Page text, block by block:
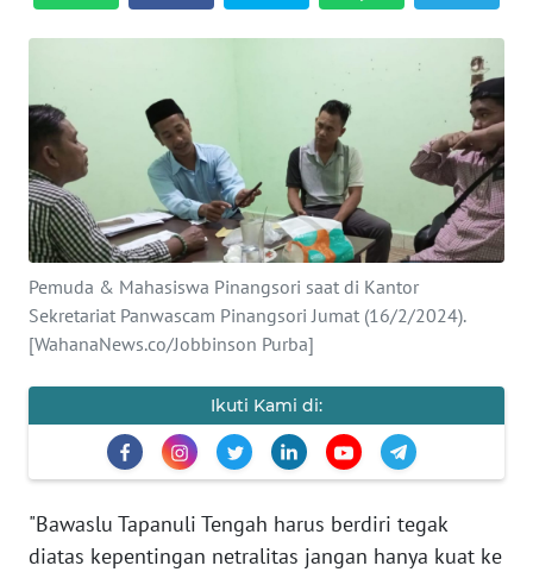
Pemuda & Mahasiswa Pinangsori saat di Kantor
Sekretariat Panwascam Pinangsori Jumat (16/2/2024).
[WahanaNews.co/Jobbinson Purba]
Ikuti Kami di:
"Bawaslu Tapanuli Tengah harus berdiri tegak
diatas kepentingan netralitas jangan hanya kuat ke
Informasi
INDEKS
BERITA
KAMI
INFO
IKLAN
PEDOMAN
MEDIA